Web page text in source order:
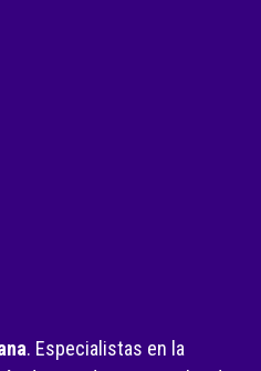
. Especialistas en la